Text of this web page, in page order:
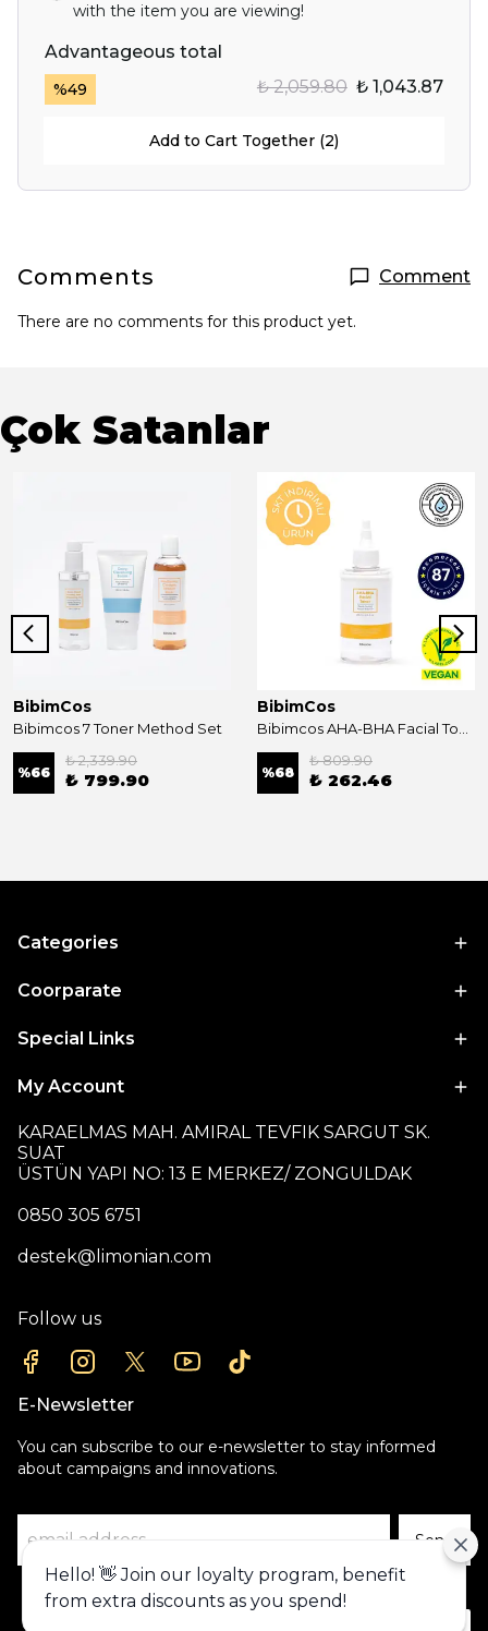
Alışveriş deneyiminizi iyileştirmek için
yasal düzenlemelere uygun çerezler
with the item you are viewing!
Advantageous total
%49 ₺ 2,059.80 ₺ 1,043.87
Add to Cart Together (2)
Comments Comment
There are no comments for this product yet.
Çok Satanlar
BibimCos
Bibimcos 7 Toner Method Set
%66
₺ 2,339.90
₺ 799.90
BibimCos
%68
₺ 809.90
₺ 262.46
Categories
Coorparate
Special Links
My Account
KARAELMAS MAH. AMIRAL TEVFIK SARGUT SK.
SUAT
ÜSTÜN YAPI NO: 13 E MERKEZ/ ZONGULDAK
0850 305 6751
destek@limonian.com
Follow us
E-Newsletter
You can subscribe to our e-newsletter to stay informed
about campaigns and innovations.
Send
Hello! 👋 Join our loyalty program, benefit
from extra discounts as you spend!